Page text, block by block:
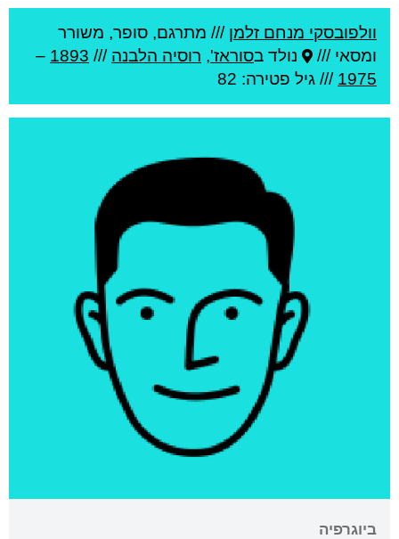
וולפובסקי מנחם זלמן /// מתרגם, סופר, משורר
ומסאי ///
נולד בסוראז', רוסיה הלבנה ///
1893
–
1975 /// גיל פטירה: 82
ביוגרפיה